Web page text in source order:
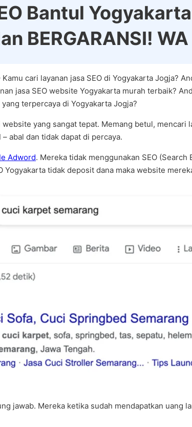
Bantul
BERGARANSI!
Kamu cari layanan jasa SEO di Yogyakarta Jogja?
jasa SEO website Yogyakarta murah terbaik?
terpercaya di Yogyakarta Jogja?
yang sangat tepat. Memang betul, mencari
abal dan tidak dapat di percaya.
Adword. Mereka tidak menggunakan SEO
tidak deposit dana maka website
jawab. Mereka ketika sudah mendapatkan